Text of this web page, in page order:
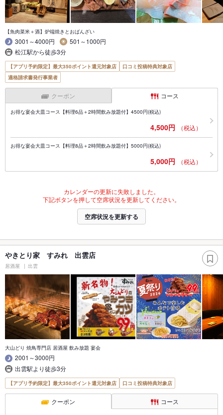
【魚肉菜米＋酒】炉端焼きとおばんざい
3001～4000円
501～1000円
松江駅から徒歩3分
【アプリ予約限定】最大350ポイント還元対象店
口コミ投稿特典対象店
適格請求書発行事業者
クーポン コース
お得な宴会大皿コース【料理6品＋2時間飲み放題付】4500円(税込)
4,500円 （税込）
お得な宴会大皿コース【料理8品＋2時間飲み放題付】5000円(税込)
5,000円 （税込）
カレンダーの更新に失敗しました。
下記ボタンを押して空席状況を更新してください。
空席状況を更新する
やきとり家 すみれ 出雲店
居酒屋 出雲
大山どり 焼鳥専門店 居酒屋 飲み放題 宴会
2001～3000円
出雲駅より徒歩3分
【アプリ予約限定】最大350ポイント還元対象店 口コミ投稿特典対象店
クーポン コース